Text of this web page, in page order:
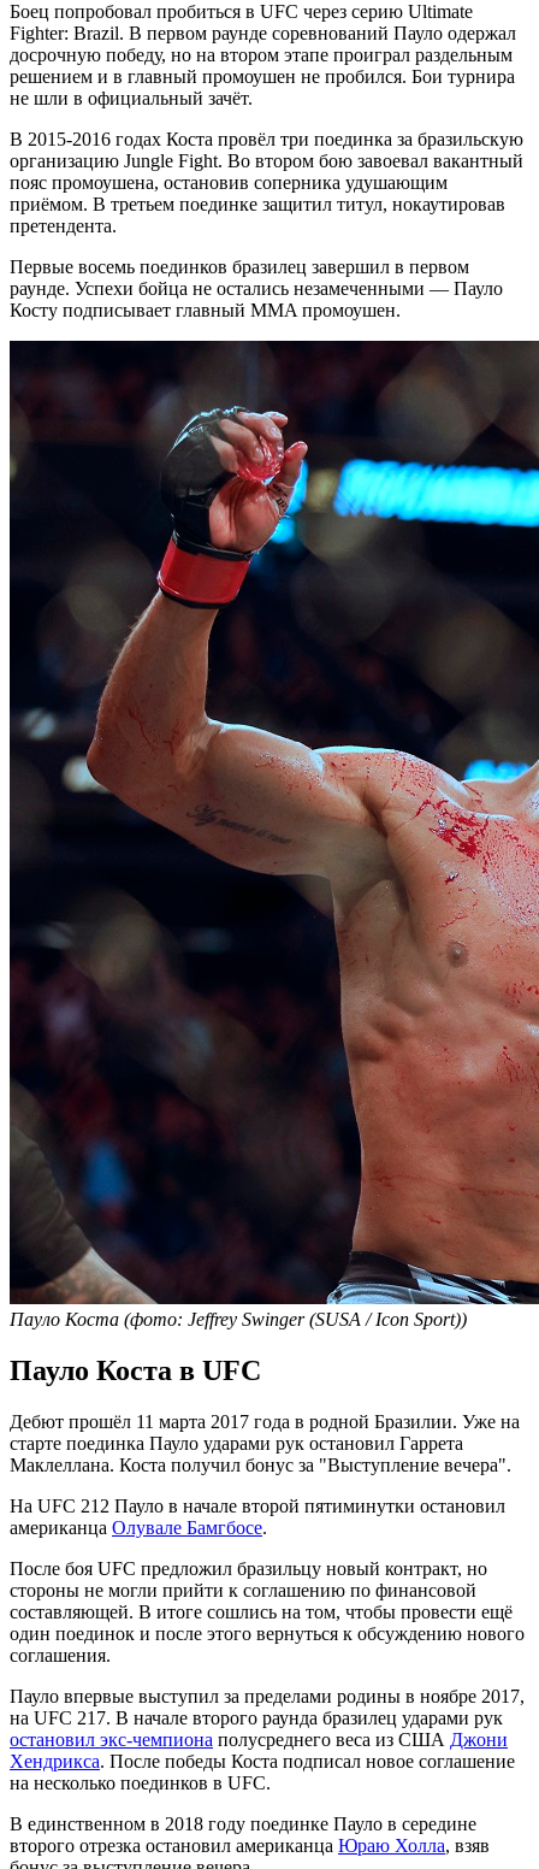
Боец попробовал пробиться в UFC через серию Ultimate
Fighter: Brazil. В первом раунде соревнований Пауло одержал
досрочную победу, но на втором этапе проиграл раздельным
решением и в главный промоушен не пробился. Бои турнира
не шли в официальный зачёт.
В 2015-2016 годах Коста провёл три поединка за бразильскую
организацию Jungle Fight. Во втором бою завоевал вакантный
пояс промоушена, остановив соперника удушающим
приёмом. В третьем поединке защитил титул, нокаутировав
претендента.
Первые восемь поединков бразилец завершил в первом
раунде. Успехи бойца не остались незамеченными — Пауло
Косту подписывает главный MMA промоушен.
Пауло Коста (фото: Jeffrey Swinger (SUSA / Icon Sport))
Пауло Коста в UFC
Дебют прошёл 11 марта 2017 года в родной Бразилии. Уже на
старте поединка Пауло ударами рук остановил Гаррета
Маклеллана. Коста получил бонус за "Выступление вечера".
На UFC 212 Пауло в начале второй пятиминутки остановил
американца Олувале Бамгбосе.
После боя UFC предложил бразильцу новый контракт, но
стороны не могли прийти к соглашению по финансовой
составляющей. В итоге сошлись на том, чтобы провести ещё
один поединок и после этого вернуться к обсуждению нового
соглашения.
Пауло впервые выступил за пределами родины в ноябре 2017,
на UFC 217. В начале второго раунда бразилец ударами рук
остановил экс-чемпиона полусреднего веса из США Джони
Хендрикса. После победы Коста подписал новое соглашение
на несколько поединков в UFC.
В единственном в 2018 году поединке Пауло в середине
второго отрезка остановил американца Юраю Холла, взяв